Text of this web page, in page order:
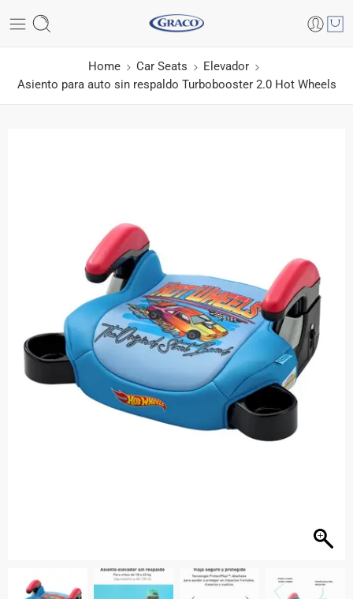
Home Car Seats
Elevador
Asiento para auto sin respaldo Turbobooster 2.0 Hot Wheels